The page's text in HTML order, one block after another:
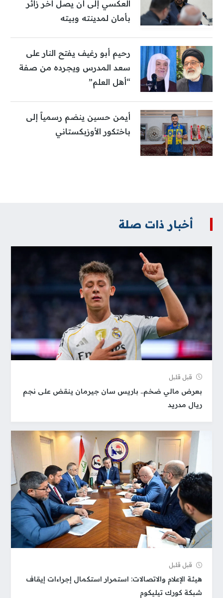
العكسي إلى أن يصل آخر زائر
بأمان لمدينته وبيته
رحيم أبو رغيف يفتح النار على
سعد المدرس ويجرده من صفة
“أهل العلم”
أيمن حسين ينضم رسمياً إلى
باختكور الأوزبكستاني
أخبار ذات صلة
قبل قلیل
بعرض مالي ضخم.. باريس سان جيرمان ينقض على نجم
ريال مدريد
قبل قلیل
هيئة الإعلام والاتصالات: استمرار استكمال إجراءات إيقاف
شبكة كورك تيليكوم